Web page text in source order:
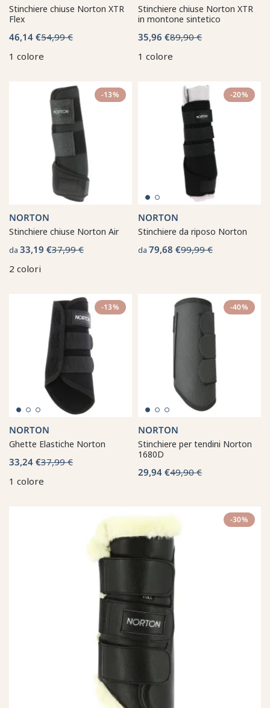
Stinchiere chiuse Norton XTR
Flex
46,14 €54,99 €
1 colore
Stinchiere chiuse Norton XTR
in montone sintetico
35,96 €89,90 €
1 colore
-13%
NORTON
Stinchiere chiuse Norton Air
da 33,19 €37,99 €
2 colori
-20%
NORTON
Stinchiere da riposo Norton
da 79,68 €99,99 €
-13%
NORTON
Ghette Elastiche Norton
33,24 €37,99 €
1 colore
-40%
NORTON
Stinchiere per tendini Norton
1680D
29,94 €49,90 €
-30%